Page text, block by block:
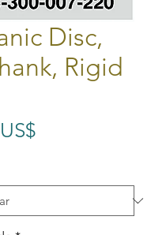
Disc,
Rigid